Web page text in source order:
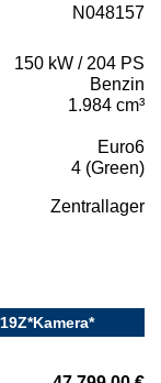
N048157
150 kW / 204 PS
Benzin
1.984 cm³
Euro6
4 (Green)
Zentrallager